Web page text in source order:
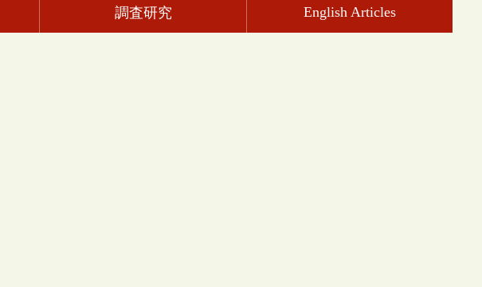
調査研究 English Articles